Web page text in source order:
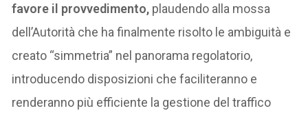
favore il provvedimento, plaudendo alla mossa
dell’Autorità che ha finalmente risolto le ambiguità e
creato “simmetria” nel panorama regolatorio,
introducendo disposizioni che faciliteranno e
renderanno più efficiente la gestione del traffico